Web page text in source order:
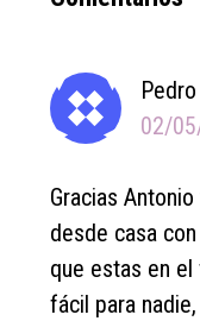
02/
Gracias
desde casa
que estas en el
fácil para